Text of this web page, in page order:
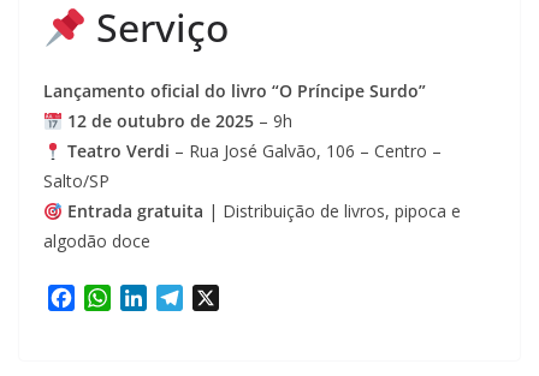
Serviço
Lançamento oficial do livro “O Príncipe Surdo”
12 de outubro de 2025– 9h
Teatro Verdi – Rua José Galvão, 106 – Centro –
Salto/SP
Entrada gratuita | Distribuição de livros, pipoca e
algodão doce
W